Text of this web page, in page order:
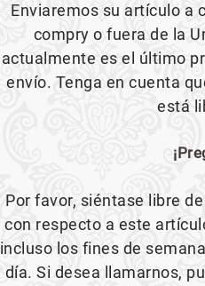
Enviaremos su artículo a
compry o fuera de la
actualmente es el último
envío. Tenga en cuenta
está
Por favor, siéntase libre
con respecto a este
incluso los fines de
día. Si desea llamarnos,